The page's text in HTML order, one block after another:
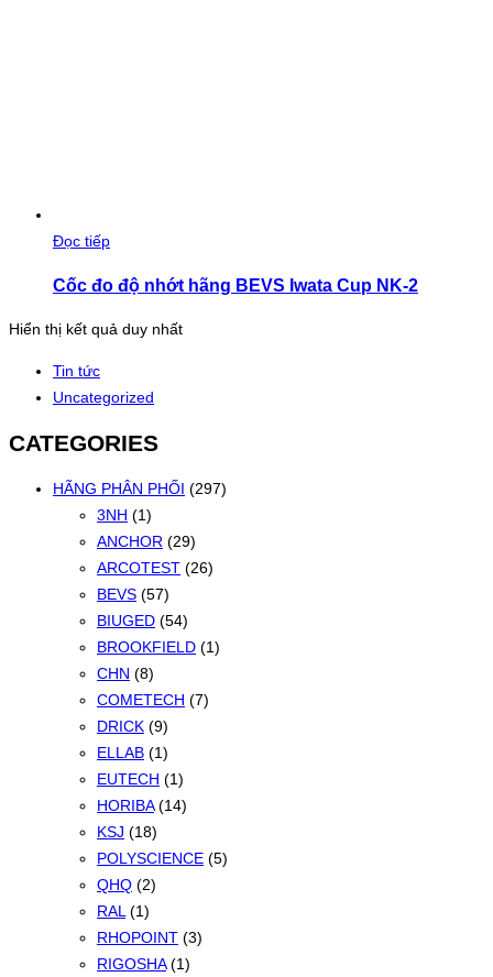
Đọc tiếp
Cốc đo độ nhớt hãng BEVS Iwata Cup NK-2
Hiển thị kết quả duy nhất
Tin tức
Uncategorized
CATEGORIES
HÃNG PHÂN PHỐI (297)
3NH (1)
ANCHOR (29)
ARCOTEST (26)
BEVS (57)
BIUGED (54)
BROOKFIELD (1)
CHN (8)
COMETECH (7)
DRICK (9)
ELLAB (1)
EUTECH (1)
HORIBA (14)
KSJ (18)
POLYSCIENCE (5)
QHQ (2)
RAL (1)
RHOPOINT (3)
RIGOSHA (1)